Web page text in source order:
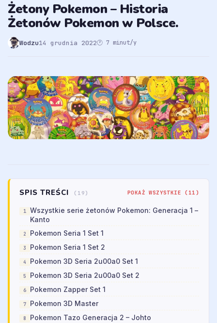
Żetony Pokemon – Historia
Żetonów Pokemon w Polsce.
Wodzu14 grudnia 2022🕐 7 minut/y
SPIS TREŚCI (19) POKAŻ WSZYSTKIE (11)
Wszystkie serie żetonów Pokemon: Generacja 1 –
Kanto
Pokemon Seria 1 Set 1
Pokemon Seria 1 Set 2
Pokemon 3D Seria 2u00a0 Set 1
Pokemon 3D Seria 2u00a0 Set 2
Pokemon Zapper Set 1
Pokemon 3D Master
Pokemon Tazo Generacja 2 – Johto